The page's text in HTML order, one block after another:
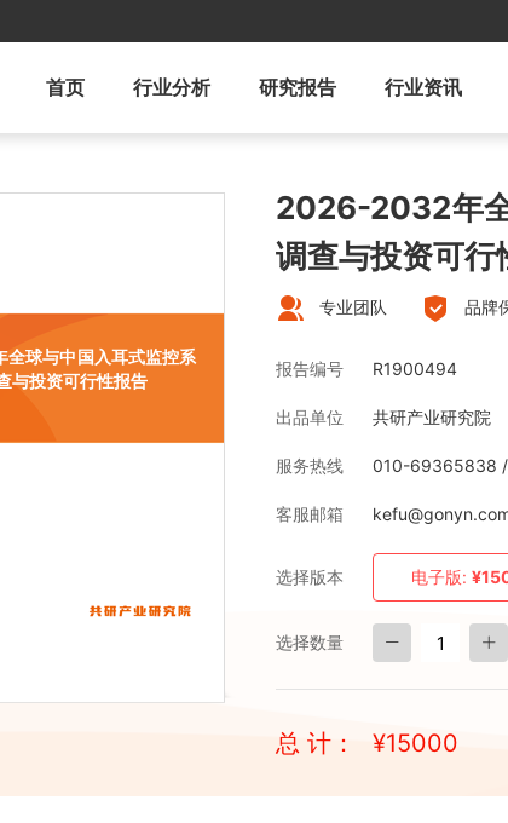
首页 行业分析 研究报告 行业资讯
球与中国入耳式监控系
与投资可行性报告
2026-2032年
调查与投资可行
专业团队 品牌
报告编号 R1900494
出品单位 共研产业研究院
服务热线 010-69365838
客服邮箱
选择版本 电子版:
选择数量
总 计： ¥15000